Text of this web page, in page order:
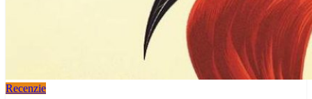
Recenzie